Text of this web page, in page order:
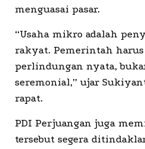
menguasai pasar.
“Usaha mikro adalah
rakyat. Pemerintah
perlindungan nyata,
seremonial,” ujar
rapat.
PDI Perjuangan juga
tersebut segera